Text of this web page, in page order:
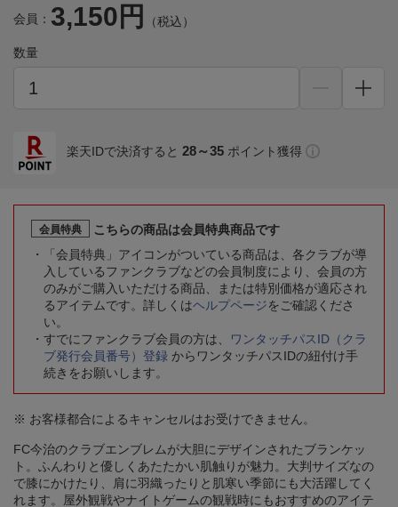
会員： 3,150円 （税込）
数量
楽天IDで決済すると 28～35 ポイント獲得
会員特典
こちらの商品は会員特典商品です
「会員特典」アイコンがついている商品は、各クラブが導
入しているファンクラブなどの会員制度により、会員の方
のみがご購入いただける商品、または特別価格が適応され
るアイテムです。詳しくはヘルプページをご確認くださ
い。
すでにファンクラブ会員の方は、
ワンタッチパスID（クラ
ブ発行会員番号）登録 からワンタッチパスIDの紐付け手
続きをお願いします。
※ お客様都合によるキャンセルはお受けできません。
FC今治のクラブエンブレムが大胆にデザインされたブランケッ
ト。ふんわりと優しくあたたかい肌触りが魅力。大判サイズなの
で膝にかけたり、肩に羽織ったりと肌寒い季節にも大活躍してく
れます。屋外観戦やナイトゲームの観戦時にもおすすめのアイテ